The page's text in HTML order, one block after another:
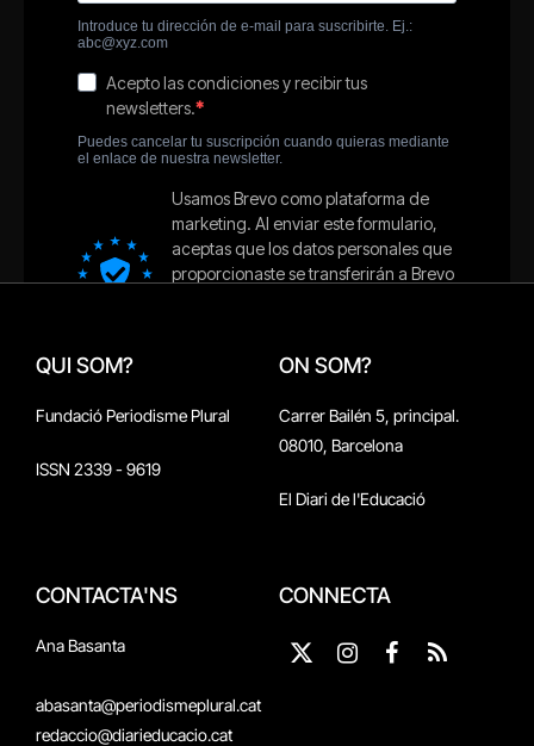
QUI SOM?
Fundació Periodisme Plural
ISSN 2339 - 9619
ON SOM?
Carrer Bailén 5, principal.
08010, Barcelona
El Diari de l'Educació
CONTACTA'NS
Ana Basanta
abasanta@periodismeplural.cat
redaccio@diarieducacio.cat
CONNECTA
X
Instagram
Facebook
RSS